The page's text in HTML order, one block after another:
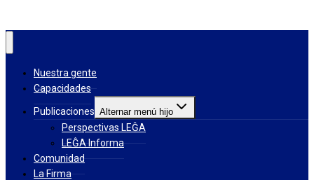
Nuestra gente
Capacidades
Publicaciones Alternar menú hijo
Perspectivas LEĜA
LEĜA Informa
Comunidad
La Firma